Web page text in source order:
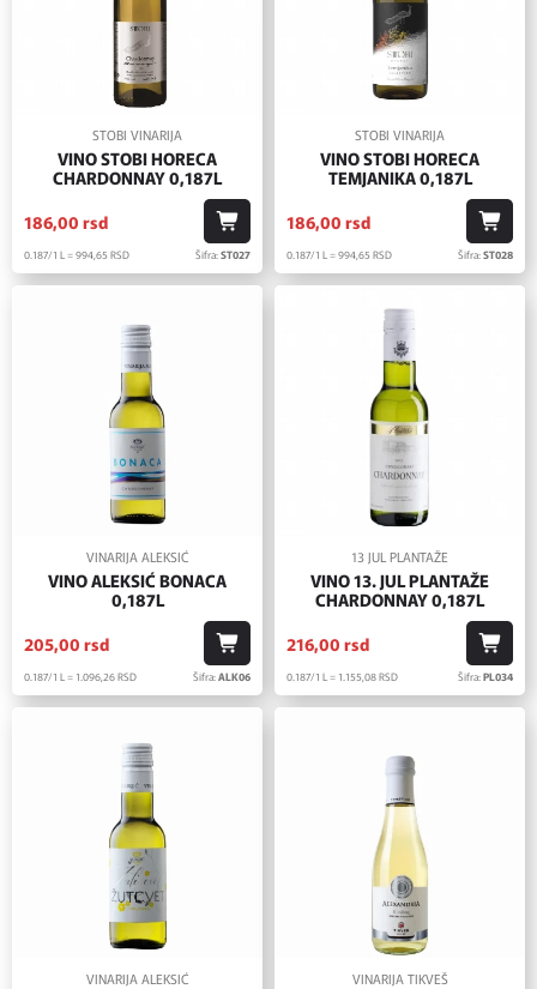
STOBI VINARIJA
VINO STOBI HORECA
CHARDONNAY 0,187L
186,00 rsd
0.187/1 L = 994,65 RSD Šifra:ST027
STOBI VINARIJA
VINO STOBI HORECA
TEMJANIKA 0,187L
186,00 rsd
0.187/1 L = 994,65 RSD Šifra:ST028
VINARIJA ALEKSIĆ
VINO ALEKSIĆ BONACA
0,187L
205,00 rsd
0.187/1 L = 1.096,26RSD Šifra:ALK06
13 JUL PLANTAŽE
VINO 13. JUL PLANTAŽE
CHARDONNAY 0,187L
216,00 rsd
0.187/1 L = 1.155,08RSD Šifra:PL034
VINARIJA ALEKSIĆ VINARIJA TIKVEŠ